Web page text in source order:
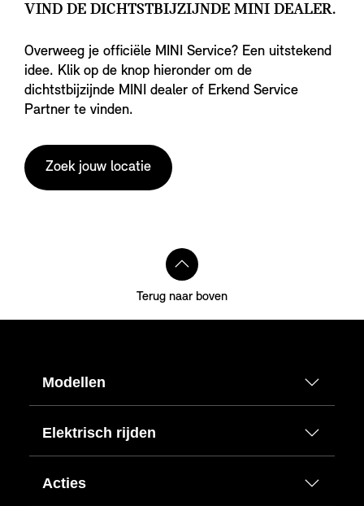
VIND DE DICHTSTBIJZIJNDE MINI DEALER.
Overweeg je officiële MINI Service? Een uitstekend
idee. Klik op de knop hieronder om de
dichtstbijzijnde MINI dealer of Erkend Service
Partner te vinden.
Zoek jouw locatie
Terug naar boven
Modellen
Elektrisch rijden
Acties